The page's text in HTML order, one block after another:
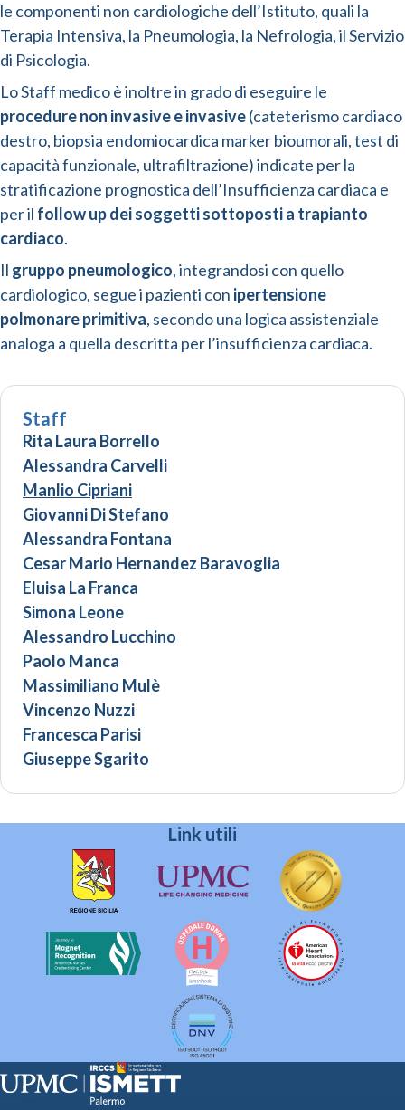
le componenti non cardiologiche dell’Istituto, quali la
Terapia Intensiva, la Pneumologia, la Nefrologia, il Servizio
di Psicologia.
Lo Staff medico è inoltre in grado di eseguire le
procedure non invasive e invasive(cateterismo cardiaco
destro, biopsia endomiocardica marker bioumorali, test di
capacità funzionale, ultrafiltrazione) indicate per la
stratificazione prognostica dell’Insufficienza cardiaca e
per il follow up dei soggetti sottoposti a trapianto
cardiaco.
Il gruppo pneumologico, integrandosi con quello
cardiologico, segue i pazienti con ipertensione
polmonare primitiva, secondo una logica assistenziale
analoga a quella descritta per l’insufficienza cardiaca.
Staff
Rita Laura Borrello
Alessandra Carvelli
Manlio Cipriani
Giovanni Di Stefano
Alessandra Fontana
Cesar Mario Hernandez Baravoglia
Eluisa La Franca
Simona Leone
Alessandro Lucchino
Paolo Manca
Massimiliano Mulè
Vincenzo Nuzzi
Francesca Parisi
Giuseppe Sgarito
Link utili